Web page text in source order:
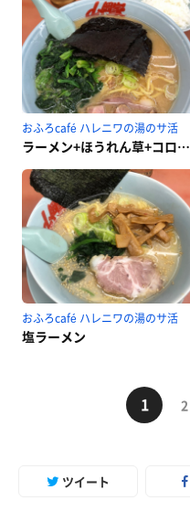
おふろcafé ハレニワの湯のサ活
ラーメン+ほうれん草+コロチャー(JAFサービス)、半ライス
おふろcafé ハレニワの湯のサ活
塩ラーメン
1 2
ツイート